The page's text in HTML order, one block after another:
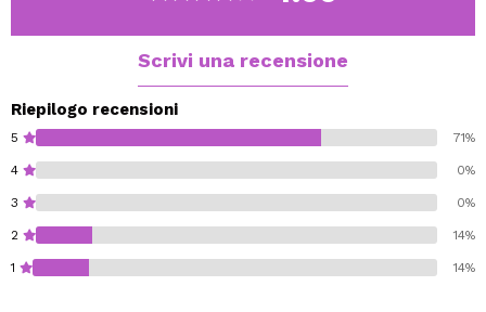
Risveglia subito il desiderio di un aspetto luminoso!
Gluten free.
Cruelty free.
Vegan.
Scrivi una recensione
Riepilogo recensioni
5 71%
4 0%
3 0%
2 14%
1 14%